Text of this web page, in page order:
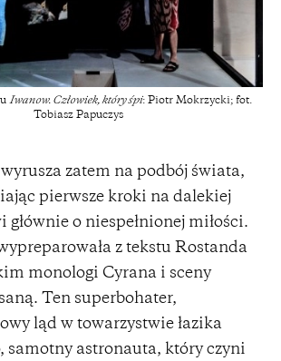
Iwanow. Człowiek, który śpi: Piotr Mokrzycki; fot.
Tobiasz Papuczys
zatem na podbój świata,
pierwsze kroki na dalekiej
głównie o niespełnionej miłości.
z tekstu Rostanda
monologi Cyrana i sceny
Ten superbohater,
ląd w towarzystwie łazika
samotny astronauta, który czyni